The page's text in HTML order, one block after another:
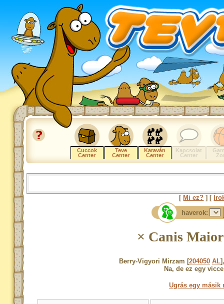
Cuccok
Center
Teve
Center
Karaván
Center
Kapcsolat
Center
[ Mi ez? ] [
haverok:
× Canis
Berry-Vigyori Mirzam [204050 AL
Na, de ez egy
Ugrás egy másik